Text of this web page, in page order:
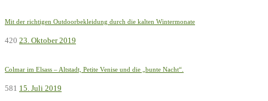
Mit der richtigen Outdoorbekleidung durch die kalten Wintermonate
420 23. Oktober 2019
Colmar im Elsass – Altstadt, Petite Venise und die „bunte Nacht“.
581 15. Juli 2019